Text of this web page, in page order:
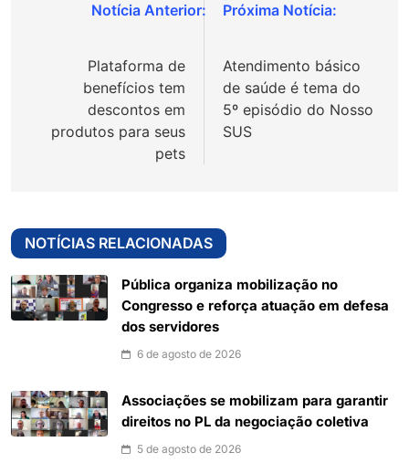
Navegação
Plataforma de
benefícios tem
descontos em
produtos para seus
pets
Atendimento básico
de saúde é tema do
5º episódio do Nosso
SUS
NOTÍCIAS RELACIONADAS
Pública organiza mobilização no
Congresso e reforça atuação em defesa
dos servidores
6 de agosto de 2026
Associações se mobilizam para garantir
direitos no PL da negociação coletiva
5 de agosto de 2026